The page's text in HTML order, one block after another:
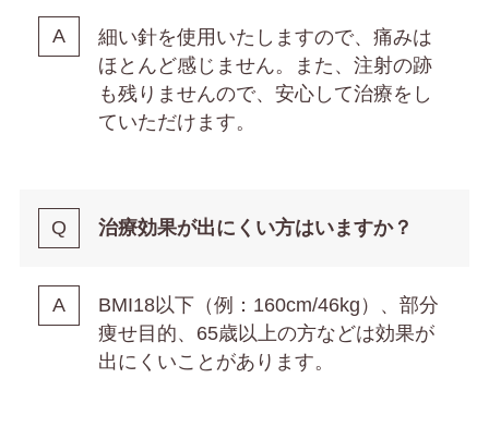
細い針を使用いたしますので、痛みは
ほとんど感じません。また、注射の跡
も残りませんので、安心して治療をし
ていただけます。
治療効果が出にくい方はいますか？
BMI18以下（例：160cm/46kg）、部分
痩せ目的、65歳以上の方などは効果が
出にくいことがあります。